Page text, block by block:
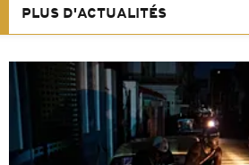
PLUS D'ACTUALITÉS